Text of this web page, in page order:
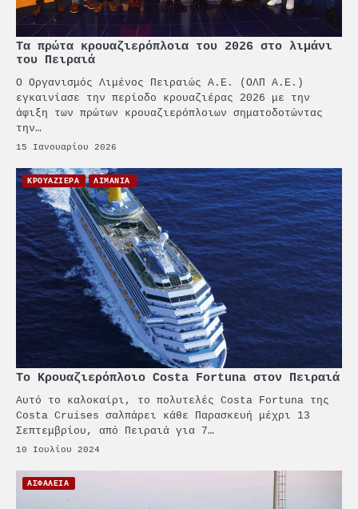
Τα πρώτα κρουαζιερόπλοια του 2026 στο λιμάνι
του Πειραιά
Ο Οργανισμός Λιμένος Πειραιώς Α.Ε. (ΟΛΠ Α.Ε.)
εγκαινίασε την περίοδο κρουαζιέρας 2026 με την
άφιξη των πρώτων κρουαζιερόπλοιων σηματοδοτώντας
την…
15 Ιανουαρίου 2026
ΚΡΟΥΑΖΙΕΡΑ ΛΙΜΑΝΙΑ
Το Κρουαζιερόπλοιο Costa Fortuna στον Πειραιά
Αυτό το καλοκαίρι, το πολυτελές Costa Fortuna της
Costa Cruises σαλπάρει κάθε Παρασκευή μέχρι 13
Σεπτεμβρίου, από Πειραιά για 7…
10 Ιουλίου 2024
ΑΣΦΑΛΕΙΑ
PCT: Διπλή διάκριση για την
υπεύθυνη ανάπτυξη και τη
βιώσιμη επιχειρηματικότητα
3
μέσα από τη ναυτιλία